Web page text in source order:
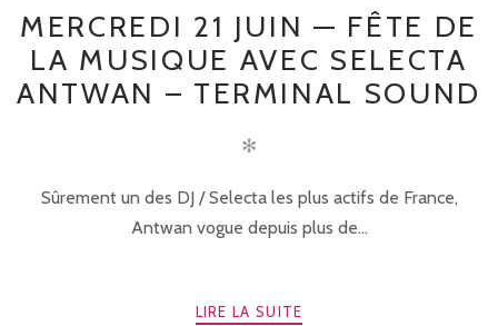
MERCREDI 21 JUIN — FÊTE DE
LA MUSIQUE AVEC SELECTA
ANTWAN – TERMINAL SOUND
✻
Sûrement un des DJ / Selecta les plus actifs de France,
Antwan vogue depuis plus de...
LIRE LA SUITE